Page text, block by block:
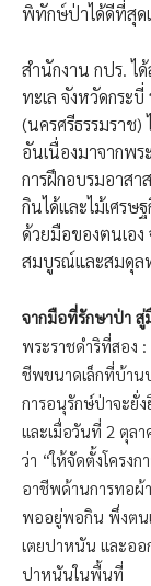
พิทักษ์ป่าได้ดีที่สุด
สำนักงาน กปร.
ทะเล จังหวัดกระ
(นครศรีธรรมราช
อันเนื่องมาจากพร
การฝึกอบรมอาสา
กินได้และไม้เศร
ด้วยมือของตนเอ
สมบูรณ์และสมดุล
จากมือที่รักษาป่า สู่
พระราชดำริที่สอง
ชีพขนาดเล็กที่บ้าน
การอนุรักษ์ป่าจะยั่
และเมื่อวันที่ 2 ตุลา
ว่า “ให้จัดตั้งโครง
อาชีพด้านการทอผ้
พออยู่พอกิน พึ่งตน
เตยปาหนัน และอ
ปาหนันในพื้นที่